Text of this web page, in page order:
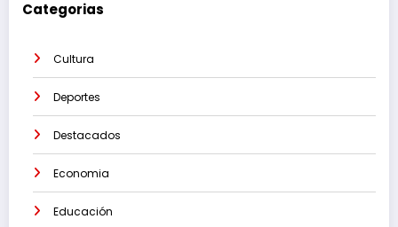
Categorias
Cultura
Deportes
Destacados
Economia
Educación